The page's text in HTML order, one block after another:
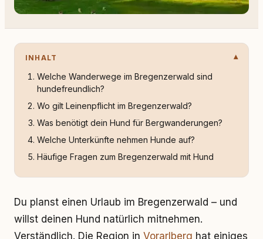
INHALT
Welche Wanderwege im Bregenzerwald sind
hundefreundlich?
Wo gilt Leinenpflicht im Bregenzerwald?
Was benötigt dein Hund für Bergwanderungen?
Welche Unterkünfte nehmen Hunde auf?
Häufige Fragen zum Bregenzerwald mit Hund
Du planst einen Urlaub im Bregenzerwald – und
willst deinen Hund natürlich mitnehmen.
Verständlich. Die Region in Vorarlberg hat einiges